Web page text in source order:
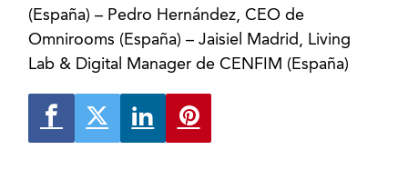
(España) – Pedro Hernández, CEO de
Omnirooms (España) – Jaisiel Madrid, Living
Lab & Digital Manager de CENFIM (España)